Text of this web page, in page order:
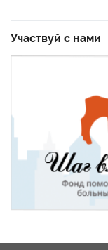
Участвуй с нами